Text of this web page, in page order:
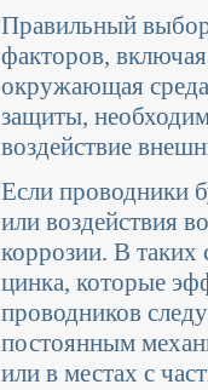
Правильный
факторов,
окружающая
защиты,
воздействие
Если проводники
или воздействия
коррозии. В
цинка, которые
проводников
постоянным
или в местах с